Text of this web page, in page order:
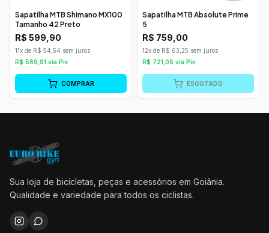
Sapatilha MTB Shimano MX100
Tamanho 42 Preto
R$ 599,90
11x de R$ 54,54 sem juros
R$ 569,91 via Pix
COMPRAR
Sapatilha MTB Absolute Prime
5
R$ 759,00
12x de R$ 63,25 sem juros
R$ 721,05 via Pix
ESGOTADO
Sua loja de bicicletas, peças e acessórios em Goiânia.
Qualidade e variedade para todos os ciclistas.